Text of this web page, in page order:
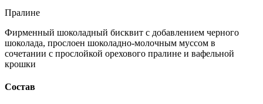
Пралине
Фирменный шоколадный бисквит с добавлением черного
шоколада, прослоен шоколадно-молочным муссом в
сочетании с прослойкой орехового пралине и вафельной
крошки
Состав